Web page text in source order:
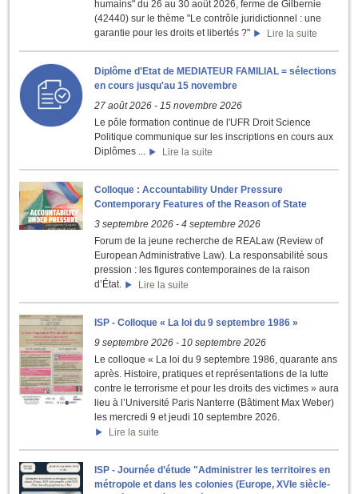
humains" du 26 au 30 août 2026, ferme de Gilbernie
(42440) sur le thème "Le contrôle juridictionnel : une
garantie pour les droits et libertés ?"
Lire la suite
Diplôme d'Etat de MEDIATEUR FAMILIAL = sélections
en cours jusqu'au 15 novembre
27 août 2026 - 15 novembre 2026
Le pôle formation continue de l'UFR Droit Science
Politique communique sur les inscriptions en cours aux
Diplômes ...
Lire la suite
Colloque : Accountability Under Pressure
Contemporary Features of the Reason of State
3 septembre 2026 - 4 septembre 2026
Forum de la jeune recherche de REALaw (Review of
European Administrative Law). La responsabilité sous
pression : les figures contemporaines de la raison
d’État.
Lire la suite
ISP - Colloque « La loi du 9 septembre 1986 »
9 septembre 2026 - 10 septembre 2026
Le colloque « La loi du 9 septembre 1986, quarante ans
après. Histoire, pratiques et représentations de la lutte
contre le terrorisme et pour les droits des victimes » aura
lieu à l’Université Paris Nanterre (Bâtiment Max Weber)
les mercredi 9 et jeudi 10 septembre 2026.
Lire la suite
ISP - Journée d’étude "Administrer les territoires en
métropole et dans les colonies (Europe, XVIe siècle-